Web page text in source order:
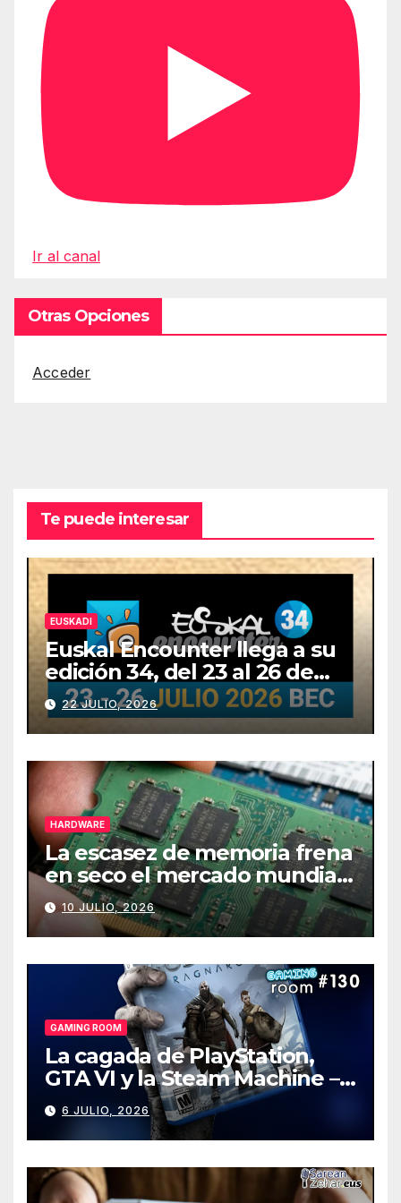
Ir al canal
Otras Opciones
Acceder
Te puede interesar
EUSKADI
Euskal Encounter llega a su
edición 34, del 23 al 26 de
julio
22 JULIO, 2026
HARDWARE
La escasez de memoria frena
en seco el mercado mundial
de PCs
10 JULIO, 2026
GAMING ROOM
La cagada de PlayStation,
GTA VI y la Steam Machine –
Gaming Room #130
6 JULIO, 2026